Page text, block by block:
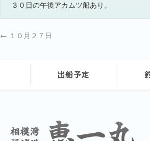
３０日の午後アカムツ船あり。
← １０月２７日